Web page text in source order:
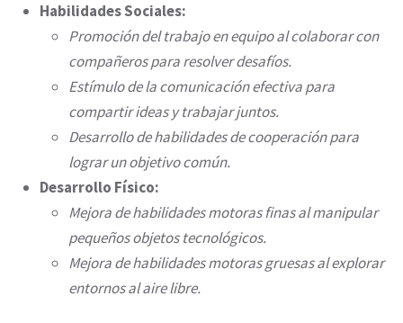
Habilidades Sociales:
Promoción del trabajo en equipo al colaborar con
compañeros para resolver desafíos.
Estímulo de la comunicación efectiva para
compartir ideas y trabajar juntos.
Desarrollo de habilidades de cooperación para
lograr un objetivo común.
Desarrollo Físico:
Mejora de habilidades motoras finas al manipular
pequeños objetos tecnológicos.
Mejora de habilidades motoras gruesas al explorar
entornos al aire libre.